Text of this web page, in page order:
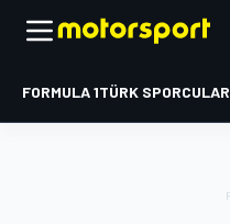
FORMULA 1TÜRK SPORCULAR